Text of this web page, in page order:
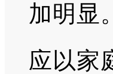
加明显
应以家